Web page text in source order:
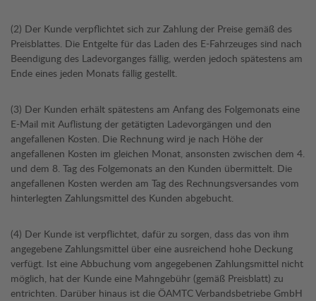
(2) Der Kunde verpflichtet sich zur Zahlung der Preise gemäß des
Preisblattes. Die Entgelte für das Laden des E-Fahrzeuges sind nach
Beendigung des Ladevorganges fällig, werden jedoch spätestens am
Ende eines jeden Monats fällig gestellt.
(3) Der Kunden erhält spätestens am Anfang des Folgemonats eine
E-Mail mit Auflistung der getätigten Ladevorgängen und den
angefallenen Kosten. Die Rechnung wird je nach Höhe der
angefallenen Kosten im gleichen Monat, ansonsten zwischen dem 4.
und dem 8. Tag des Folgemonats an den Kunden übermittelt. Die
angefallenen Kosten werden am Tag des Rechnungsversandes vom
hinterlegten Zahlungsmittel des Kunden abgebucht.
(4) Der Kunde ist verpflichtet, dafür zu sorgen, dass das von ihm
angegebene Zahlungsmittel über eine ausreichend hohe Deckung
verfügt. Ist eine Abbuchung vom angegebenen Zahlungsmittel nicht
möglich, hat der Kunde eine Mahngebühr (gemäß Preisblatt) zu
entrichten. Darüber hinaus ist die ÖAMTC Verbandsbetriebe GmbH